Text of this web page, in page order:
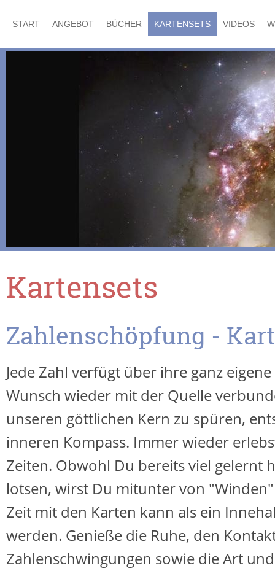
START ANGEBOT BÜCHER KARTENSETS VIDEOS
Kartensets
Zahlenschöpfung -
Jede Zahl verfügt über ihre ganz
Wunsch wieder mit der Quelle
unseren göttlichen Kern zu spüren,
inneren Kompass. Immer wieder
Zeiten. Obwohl Du bereits viel gelernt
lotsen, wirst Du mitunter von
Zeit mit den Karten kann als ein
werden. Genieße die Ruhe, den
Zahlenschwingungen sowie die Art